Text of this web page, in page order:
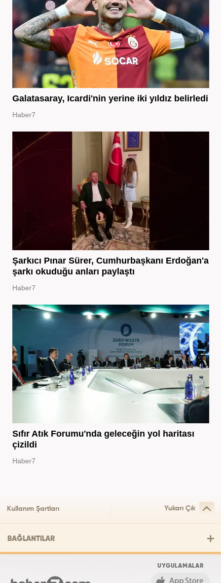
Galatasaray, Icardi'nin yerine iki yıldız belirledi
Haber7
Şarkıcı Pınar Sürer, Cumhurbaşkanı Erdoğan'a
şarkı okuduğu anları paylaştı
Haber7
Sıfır Atık Forumu'nda geleceğin yol haritası
çizildi
Haber7
Kullanım Şartları Yukarı Çık
BAĞLANTILAR
UYGULAMALAR